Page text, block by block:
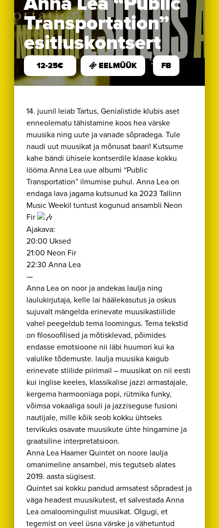
Transportation”
esitluskontsert
12-25€ EELMÜÜK '; FB
14. juunil leiab Tartus, Genialistide klubis aset
enneolematu tähistamine koos hea värske
muusika ning uute ja vanade sõpradega. Tule
naudi uut muusikat ja mõnusat baari! Kutsume
kahe bändi ühisele kontserdile klaase kokku
lööma Anna Lea uue albumi “Public
Transportation” ilmumise puhul. Anna Lea on
endaga lava jagama kutsunud ka 2023 Tallinn
Music Weekil tuntust kogunud ansambli Neon
Fir
Ajakava:
20:00 Uksed
21:00 Neon Fir
22:30 Anna Lea
—
Anna Lea on noor ja andekas laulja ning
laulukirjutaja, kelle lai häälekasutus ja oskus
sujuvalt mängelda erinevate muusikastiilide
vahel peegeldub tema loomingus. Tema tekstid
on filosoofilised ja mõtisklevad, põimides
endasse emotsioone nii läbi huumori kui ka
valulike tõdemuste. laulja muusika kaigub
erinevate stiilide piirimail – muusikat on nii eesti
kui inglise keeles, klassikalise jazzi armastajale,
kergema harmooniaga popi, rütmika funky,
võimsa vokaaliga souli ja jazziseguse fusioni
nautijale, mille kõik seob kokku ühtseks
tervikuks osavate muusikute ühte hingamine ja
graatsiline interpretatsioon.
Anna Lea Haamer Quintet on noore laulja
omanimeline ansambel, mis tegutseb alates
2019. aasta sügisest.
Quintet sai kokku pandud armsatest sõpradest ja
väga headest muusikutest, et salvestada Anna
Lea omaloomingulist muusikat. Olgugi, et
tegemist on veel üsna värske ja vähetuntud